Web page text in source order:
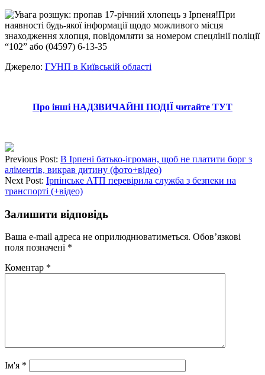
При
наявності будь-якої інформації щодо можливого місця
знаходження хлопця, повідомляти за номером спецлінії поліції
“102” або (04597) 6-13-35
Джерело: ГУНП в Київській області
Про інші НАДЗВИЧАЙНІ ПОДІЇ читайте ТУТ
Previous Post: В Ірпені батько-ігроман, щоб не платити борг з
аліментів, викрав дитину (фото+відео)
Next Post: Ірпінське АТП перевірила служба з безпеки на
транспорті (+відео)
Залишити відповідь
Ваша e-mail адреса не оприлюднюватиметься. Обов’язкові
поля позначені *
Коментар *
Ім'я *